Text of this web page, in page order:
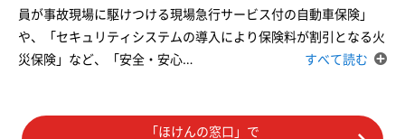
員が事故現場に駆けつける現場急行サービス付の自動車保険」
や、「セキュリティシステムの導入により保険料が割引となる火
災保険」など、「安全・安心… すべて読む
「ほけんの窓口」で